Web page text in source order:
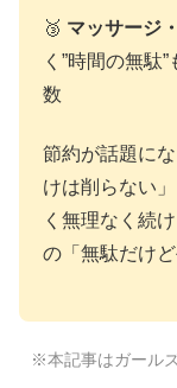
🥉 マッサージ
く”時間の無駄
数
節約が話題に
けは削らない
く無理なく続
の「無駄だけ
※本記事はガール